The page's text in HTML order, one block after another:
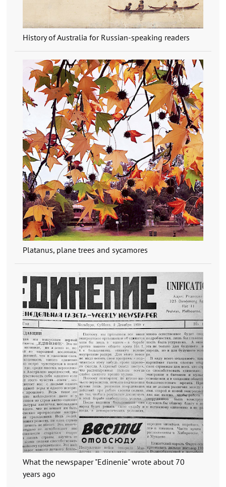
History of Australia for Russian-speaking readers
Platanus, plane trees and sycamores
What the newspaper "Edinenie" wrote about 70
years ago